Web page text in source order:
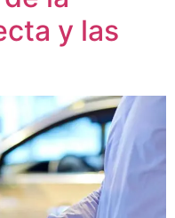
y las